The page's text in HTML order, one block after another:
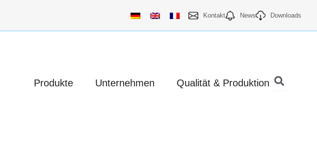
Kontakt News Downloads
Produkte Produkte öffnen
Unternehmen Unternehmen öffnen
Qualität & Produktion Qualität &